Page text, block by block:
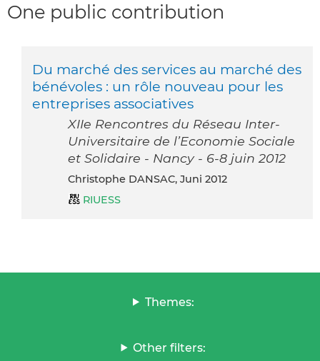
One public contribution
Du marché des services au marché des
bénévoles : un rôle nouveau pour les
entreprises associatives
XIIe Rencontres du Réseau Inter-
Universitaire de l’Economie Sociale
et Solidaire - Nancy - 6-8 juin 2012
Christophe DANSAC, Juni 2012
RIUESS
Themes:
Other filters: